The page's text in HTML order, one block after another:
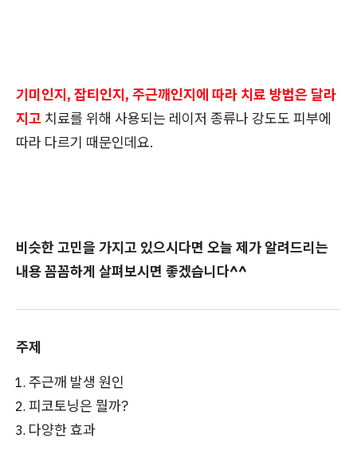
기미인지, 잡티인지, 주근깨인지에 따라 치료 방법은 달라
지고 치료를 위해 사용되는 레이저 종류나 강도도 피부에
따라 다르기 때문인데요.
비슷한 고민을 가지고 있으시다면 오늘 제가 알려드리는
내용 꼼꼼하게 살펴보시면 좋겠습니다^^
주제
주근깨 발생 원인
피코토닝은 뭘까?
다양한 효과